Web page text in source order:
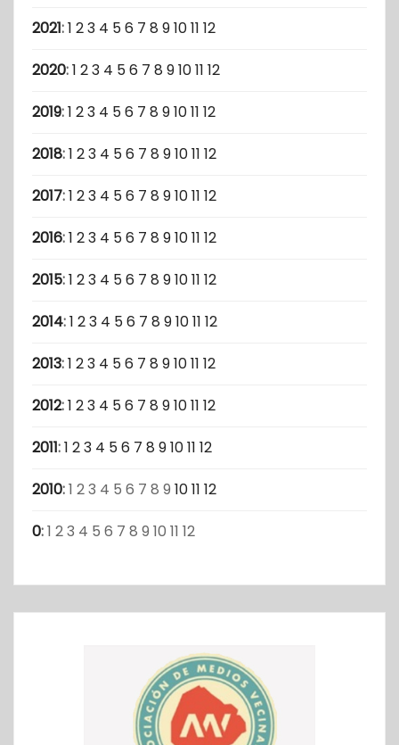
2021:1 23 4 56 7 8 91011 12
2020:1 23 4 56 7 8 91011 12
2019:1 23 4 56 7 8 91011 12
2018:1 23 4 56 7 8 91011 12
2017:1 23 4 56 7 8 91011 12
2016:1 23 4 56 7 8 91011 12
2015:1 23 4 56 7 8 91011 12
2014:1 23 4 56 7 8 91011 12
2013:1 23 4 56 7 8 91011 12
2012:1 23 4 56 7 8 91011 12
2011:1 23 4 56 7 8 91011 12
2010:1 23 4 5 6 7 8 9 1011 12
0:1 23 4 5 6 7 8 9 10 11 12